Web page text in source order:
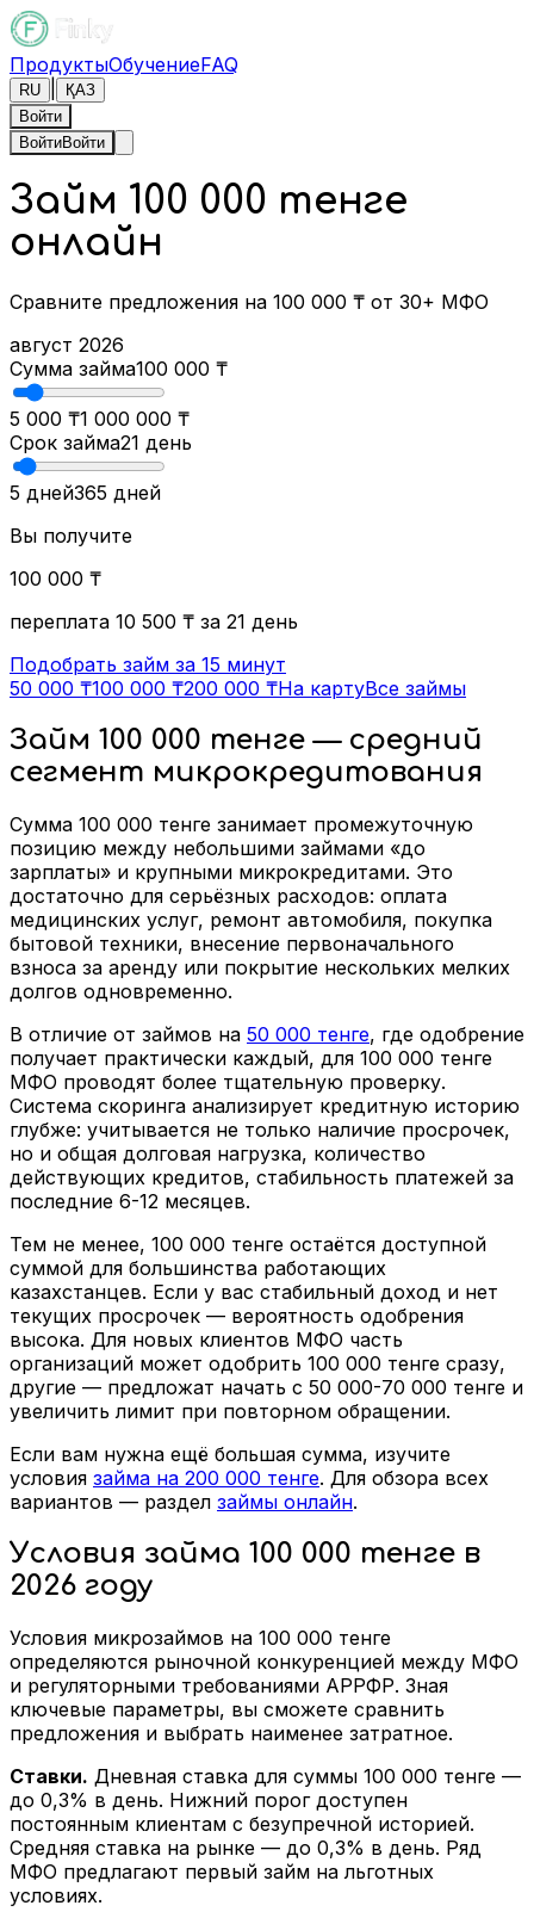
ПродуктыОбучениеFAQ
RU
ҚАЗ
Войти
ВойтиВойти
Займ 100 000 тенге
онлайн
Сравните предложения на 100 000 ₸ от 30+ МФО
август 2026
Сумма займа100 000 ₸
5 000 ₸1 000 000 ₸
Срок займа21 день
5 дней365 дней
Вы получите
100 000 ₸
переплата 10 500 ₸ за 21 день
Подобрать займ за 15 минут
50 000 ₸100 000 ₸200 000 ₸На картуВсе займы
Займ 100 000 тенге — средний
сегмент микрокредитования
Сумма 100 000 тенге занимает промежуточную
позицию между небольшими займами «до
зарплаты» и крупными микрокредитами. Это
достаточно для серьёзных расходов: оплата
медицинских услуг, ремонт автомобиля, покупка
бытовой техники, внесение первоначального
взноса за аренду или покрытие нескольких мелких
долгов одновременно.
В отличие от займов на 50 000 тенге, где одобрение
получает практически каждый, для 100 000 тенге
МФО проводят более тщательную проверку.
Система скоринга анализирует кредитную историю
глубже: учитывается не только наличие просрочек,
но и общая долговая нагрузка, количество
действующих кредитов, стабильность платежей за
последние 6-12 месяцев.
Тем не менее, 100 000 тенге остаётся доступной
суммой для большинства работающих
казахстанцев. Если у вас стабильный доход и нет
текущих просрочек — вероятность одобрения
высока. Для новых клиентов МФО часть
организаций может одобрить 100 000 тенге сразу,
другие — предложат начать с 50 000-70 000 тенге и
увеличить лимит при повторном обращении.
Если вам нужна ещё большая сумма, изучите
условия займа на 200 000 тенге. Для обзора всех
вариантов — раздел займы онлайн.
Условия займа 100 000 тенге в
2026 году
Условия микрозаймов на 100 000 тенге
определяются рыночной конкуренцией между МФО
и регуляторными требованиями АРРФР. Зная
ключевые параметры, вы сможете сравнить
предложения и выбрать наименее затратное.
Ставки. Дневная ставка для суммы 100 000 тенге —
до 0,3% в день. Нижний порог доступен
постоянным клиентам с безупречной историей.
Средняя ставка на рынке — до 0,3% в день. Ряд
МФО предлагают первый займ на льготных
условиях.